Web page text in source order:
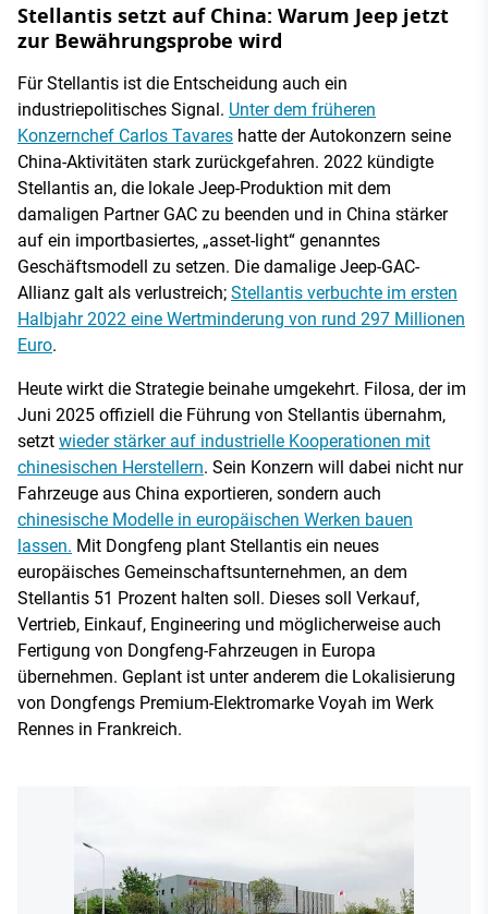
Stellantis setzt auf China: Warum Jeep jetzt
zur Bewährungsprobe wird
Für Stellantis ist die Entscheidung auch ein
industriepolitisches Signal. Unter dem früheren
Konzernchef Carlos Tavares hatte der Autokonzern seine
China-Aktivitäten stark zurückgefahren. 2022 kündigte
Stellantis an, die lokale Jeep-Produktion mit dem
damaligen Partner GAC zu beenden und in China stärker
auf ein importbasiertes, „asset-light“ genanntes
Geschäftsmodell zu setzen. Die damalige Jeep-GAC-
Allianz galt als verlustreich; Stellantis verbuchte im ersten
Halbjahr 2022 eine Wertminderung von rund 297 Millionen
Euro.
Heute wirkt die Strategie beinahe umgekehrt. Filosa, der im
Juni 2025 offiziell die Führung von Stellantis übernahm,
setzt wieder stärker auf industrielle Kooperationen mit
chinesischen Herstellern. Sein Konzern will dabei nicht nur
Fahrzeuge aus China exportieren, sondern auch
chinesische Modelle in europäischen Werken bauen
lassen. Mit Dongfeng plant Stellantis ein neues
europäisches Gemeinschaftsunternehmen, an dem
Stellantis 51 Prozent halten soll. Dieses soll Verkauf,
Vertrieb, Einkauf, Engineering und möglicherweise auch
Fertigung von Dongfeng-Fahrzeugen in Europa
übernehmen. Geplant ist unter anderem die Lokalisierung
von Dongfengs Premium-Elektromarke Voyah im Werk
Rennes in Frankreich.